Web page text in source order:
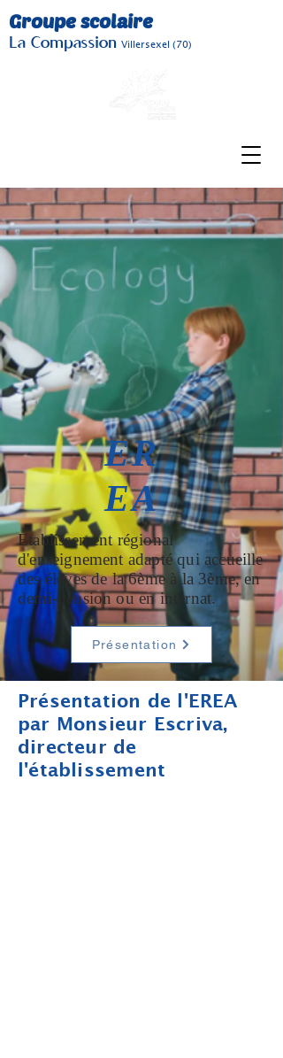
Groupe scolaire
La Compassion Villersexel (70)
ER
EA
Établissement régional
d'enseignement adapté qui accueille
des élèves de la 6ème à la 3ème, en
demi-pension ou en internat.
Présentation
Présentation de l'EREA
par Monsieur Escriva,
directeur de
l'établissement